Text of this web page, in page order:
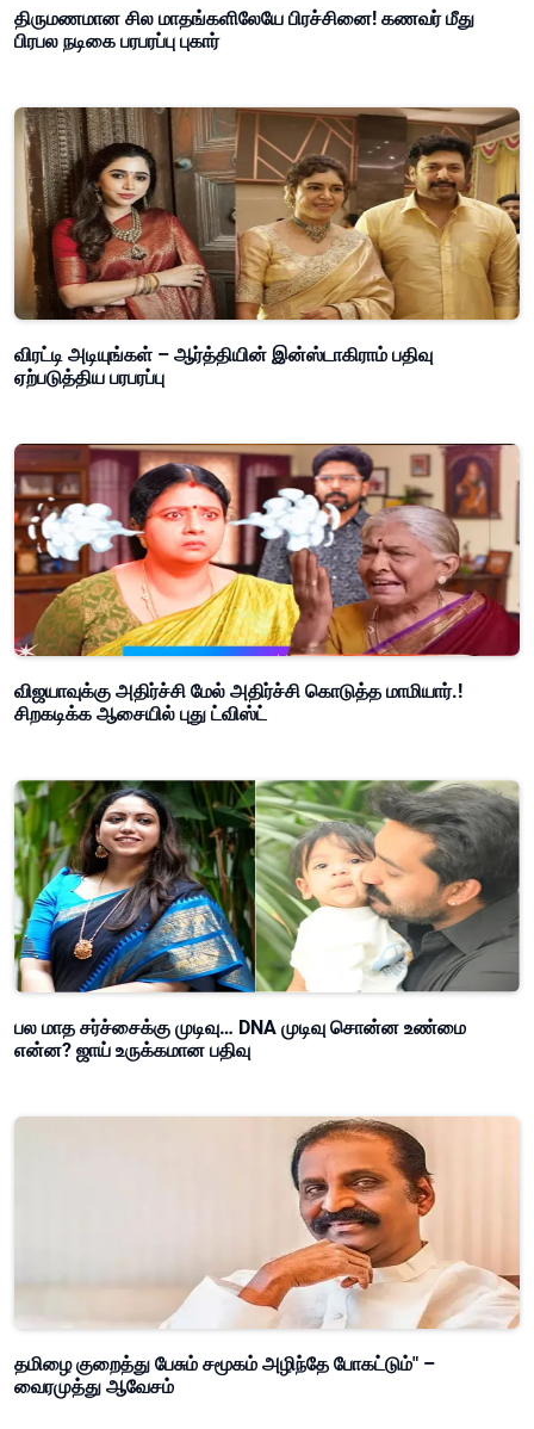
திருமணமான சில மாதங்களிலேயே பிரச்சினை! கணவர் மீது
பிரபல நடிகை பரபரப்பு புகார்
விரட்டி அடியுங்கள் – ஆர்த்தியின் இன்ஸ்டாகிராம் பதிவு
ஏற்படுத்திய பரபரப்பு
விஜயாவுக்கு அதிர்ச்சி மேல் அதிர்ச்சி கொடுத்த மாமியார்.!
சிறகடிக்க ஆசையில் புது ட்விஸ்ட்
பல மாத சர்ச்சைக்கு முடிவு… DNA முடிவு சொன்ன உண்மை
என்ன? ஜாய் உருக்கமான பதிவு
தமிழை குறைத்து பேசும் சமூகம் அழிந்தே போகட்டும்" –
வைரமுத்து ஆவேசம்